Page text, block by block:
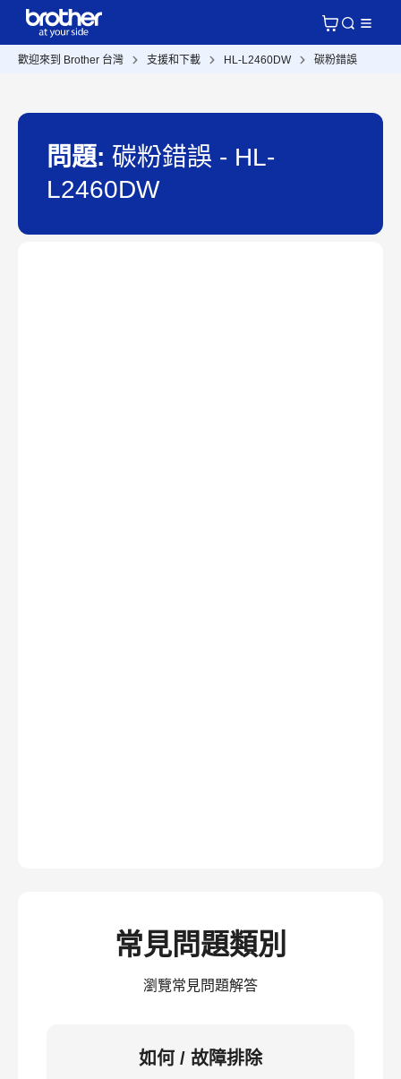
歡迎來到 Brother 台灣 支援和下載 HL-L2460DW 碳粉錯誤
問題: 碳粉錯誤 - HL-
L2460DW
常見問題類別
瀏覽常見問題解答
如何 / 故障排除